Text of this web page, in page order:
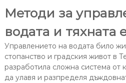
Методи за
водата и тяхната
Управлението на водата било
стопанство и градския живот в
разработила сложна система от
да улавя и разпределя